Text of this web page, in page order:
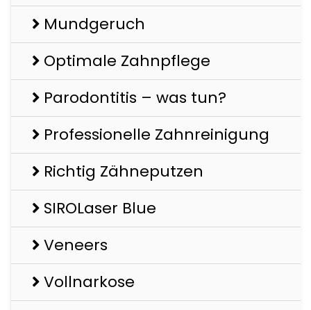
Mundgeruch
Optimale Zahnpflege
Parodontitis – was tun?
Professionelle Zahnreinigung
Richtig Zähneputzen
SIROLaser Blue
Veneers
Vollnarkose